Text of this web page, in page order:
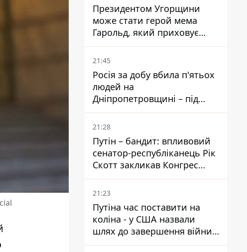
Президентом Угорщини
може стати герой мема
Гарольд, який приховує
біль – він очолив народне
голосування
21:45
Росія за добу вбила п'ятьох
людей на
Дніпропетровщині – під
ударами опинилися п'ять
районів області
21:28
Путін – бандит: впливовий
сенатор-республіканець Рік
Скотт закликав Конгрес
притягнути РФ до
відповідальності за війну в
Україні
21:23
Путіна час поставити на
коліна - у США назвали
шлях до завершення війни -
National Security Journal